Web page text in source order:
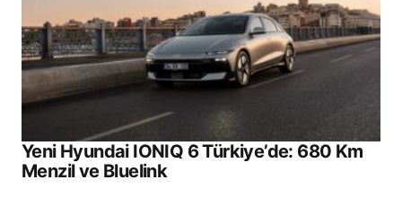
Yeni Hyundai IONIQ 6 Türkiye’de: 680 Km
Menzil ve Bluelink